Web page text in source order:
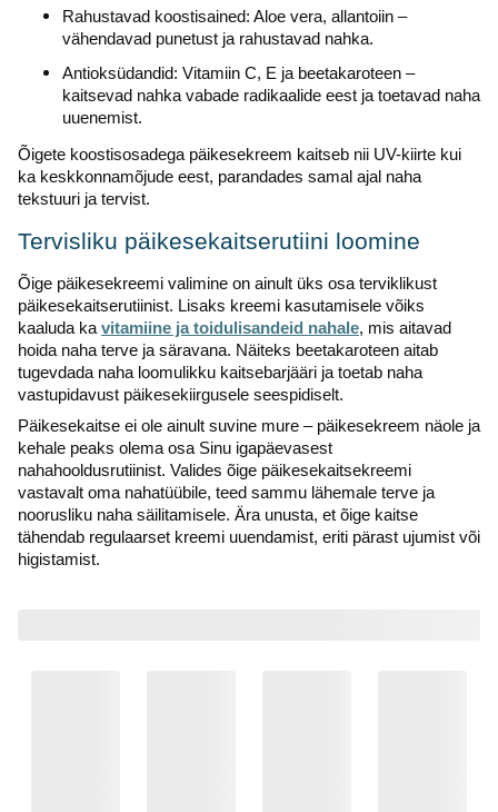
Rahustavad koostisained: Aloe vera, allantoiin –
vähendavad punetust ja rahustavad nahka.
Antioksüdandid: Vitamiin C, E ja beetakaroteen –
kaitsevad nahka vabade radikaalide eest ja toetavad naha
uuenemist.
Õigete koostisosadega päikesekreem kaitseb nii UV-kiirte kui
ka keskkonnamõjude eest, parandades samal ajal naha
tekstuuri ja tervist.
Tervisliku päikesekaitserutiini loomine
Õige päikesekreemi valimine on ainult üks osa terviklikust
päikesekaitserutiinist. Lisaks kreemi kasutamisele võiks
kaaluda ka vitamiine ja toidulisandeid nahale, mis aitavad
hoida naha terve ja säravana. Näiteks beetakaroteen aitab
tugevdada naha loomulikku kaitsebarjääri ja toetab naha
vastupidavust päikesekiirgusele seespidiselt.
Päikesekaitse ei ole ainult suvine mure – päikesekreem näole ja
kehale peaks olema osa Sinu igapäevasest
nahahooldusrutiinist. Valides õige päikesekaitsekreemi
vastavalt oma nahatüübile, teed sammu lähemale terve ja
noorusliku naha säilitamisele. Ära unusta, et õige kaitse
tähendab regulaarset kreemi uuendamist, eriti pärast ujumist või
higistamist.